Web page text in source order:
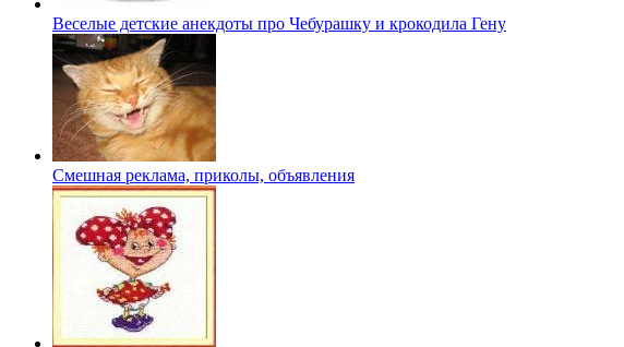
Веселые детские анекдоты про Чебурашку и крокодила Гену
Смешная реклама, приколы, объявления